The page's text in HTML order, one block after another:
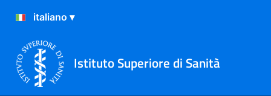
Istituto Superiore di Sanità